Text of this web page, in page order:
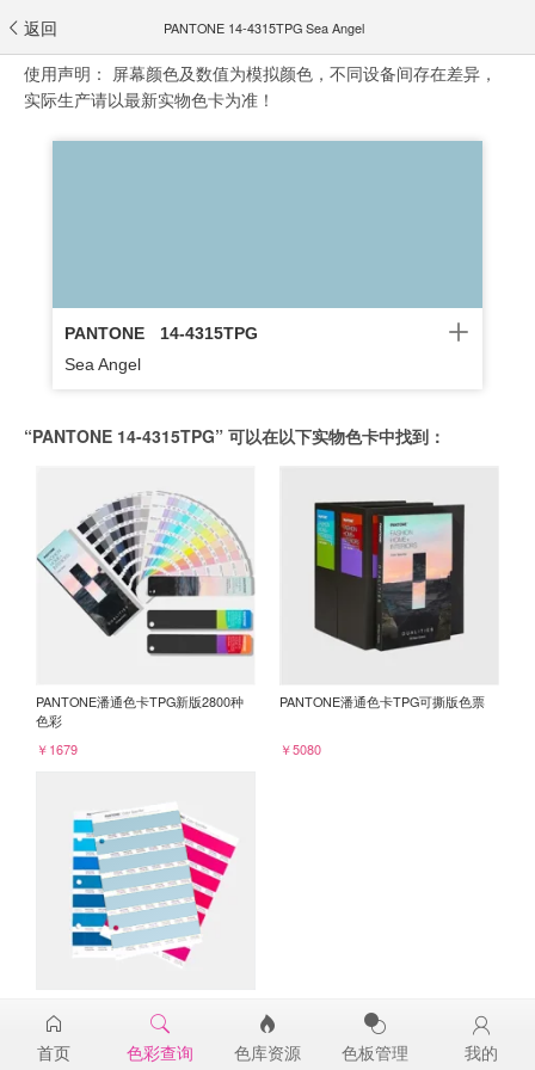
返回 PANTONE 14-4315TPG Sea Angel
使用声明： 屏幕颜色及数值为模拟颜色，不同设备间存在差异，
实际生产请以最新实物色卡为准！
PANTONE
14-4315TPG
Sea Angel
“PANTONE 14-4315TPG” 可以在以下实物色卡中找到：
PANTONE潘通色卡TPG新版2800种
色彩
￥1679
PANTONE潘通色卡TPG可撕版色票
￥5080
14-4315TPG
￥98
首页 色彩查询 色库资源 色板管理 我的